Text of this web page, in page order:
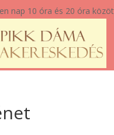
nap 10 óra és 20 óra